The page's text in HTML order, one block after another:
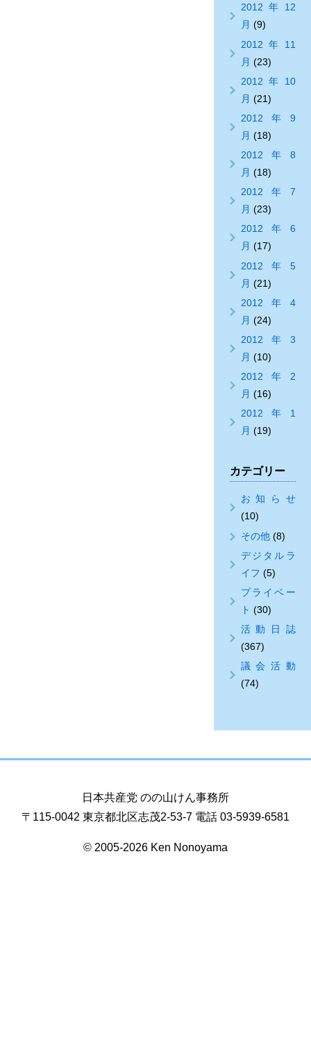
2012年12
月 (9)
2012年11
月 (23)
2012年10
月 (21)
2012年9
月 (18)
2012年8
月 (18)
2012年7
月 (23)
2012年6
月 (17)
2012年5
月 (21)
2012年4
月 (24)
2012年3
月 (10)
2012年2
月 (16)
2012年1
月 (19)
カテゴリー
お知らせ
(10)
その他(8)
デジタルラ
イフ (5)
プライベー
ト (30)
活動日誌
(367)
議会活動
(74)
日本共産党 のの山けん事務所
〒115-0042 東京都北区志茂2-53-7 電話 03-5939-6581
© 2005-2026 Ken Nonoyama